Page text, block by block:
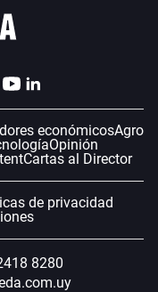
económicosAgro
Opinión
Cartas al Director
de privacidad
8280